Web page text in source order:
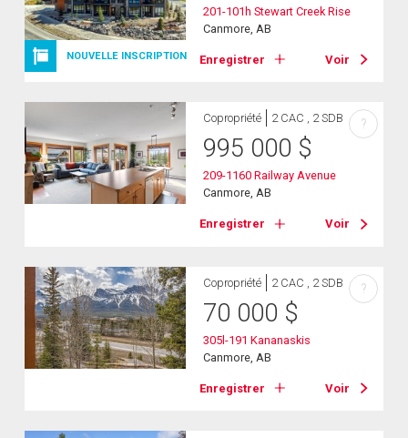
NOUVELLE INSCRIPTION
201-101h Stewart Creek Rise
Canmore, AB
Enregistrer Voir
Copropriété 2 CAC , 2 SDB
995 000 $
209-1160 Railway Avenue
Canmore, AB
Enregistrer Voir
?
Copropriété 2 CAC , 2 SDB
70 000 $
305l-191 Kananaskis
Canmore, AB
Enregistrer Voir
?